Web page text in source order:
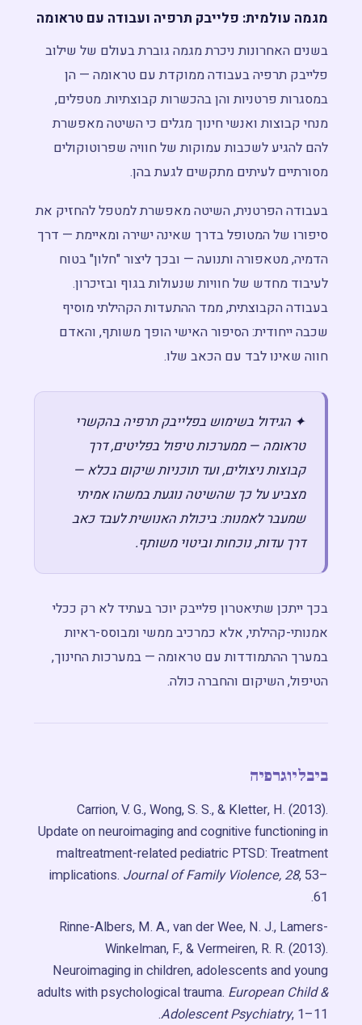
מגמה עולמית: פלייבק תרפיה ועבודה עם טראומה
בשנים האחרונות ניכרת מגמה גוברת בעולם של שילוב
פלייבק תרפיה בעבודה ממוקדת עם טראומה — הן
במסגרות פרטניות והן בהכשרות קבוצתיות. מטפלים,
מנחי קבוצות ואנשי חינוך מגלים כי השיטה מאפשרת
להם להגיע לשכבות עמוקות של חוויה שפרוטוקולים
מסורתיים לעיתים מתקשים לגעת בהן.
בעבודה הפרטנית, השיטה מאפשרת למטפל להחזיק את
סיפורו של המטופל בדרך שאינה ישירה ומאיימת — דרך
הדמיה, מטאפורה ותנועה — ובכך ליצור "חלון" בטוח
לעיבוד מחדש של חוויות שנעולות בגוף ובזיכרון.
בעבודה הקבוצתית, ממד ההתעדות הקהילתי מוסיף
שכבה ייחודית: הסיפור האישי הופך משותף, והאדם
חווה שאינו לבד עם הכאב שלו.
✦ הגידול בשימוש בפלייבק תרפיה בהקשרי
טראומה — ממערכות טיפול בפליטים, דרך
קבוצות ניצולים, ועד תוכניות שיקום בכלא —
מצביע על כך שהשיטה נוגעת במשהו אמיתי
שמעבר לאמנות: ביכולת האנושית לעבד כאב
דרך עדות, נוכחות וביטוי משותף.
בכך ייתכן שתיאטרון פלייבק יוכר בעתיד לא רק ככלי
אמנותי-קהילתי, אלא כמרכיב ממשי ומבוסס-ראיות
במערך ההתמודדות עם טראומה — במערכות החינוך,
הטיפול, השיקום והחברה כולה.
ביבליוגרפיה
Carrion, V. G., Wong, S. S., & Kletter, H. (2013).
Update on neuroimaging and cognitive functioning in
maltreatment-related pediatric PTSD: Treatment
implications. Journal of Family Violence, 28, 53–
61.
Rinne-Albers, M. A., van der Wee, N. J., Lamers-
Winkelman, F., & Vermeiren, R. R. (2013).
Neuroimaging in children, adolescents and young
adults with psychological trauma. European Child &
Adolescent Psychiatry, 1–11.